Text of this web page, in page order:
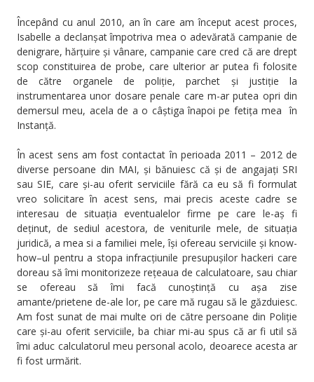
Începând cu anul 2010, an în care am început acest proces,
Isabelle a declanșat împotriva mea o adevărată campanie de
denigrare, hărțuire și vânare, campanie care cred că are drept
scop constituirea de probe, care ulterior ar putea fi folosite
de către organele de poliție, parchet și justiție la
instrumentarea unor dosare penale care m-ar putea opri din
demersul meu, acela de a o câștiga înapoi pe fetița mea în
Instanță.
În acest sens am fost contactat în perioada 2011 – 2012 de
diverse persoane din MAI, și bănuiesc că și de angajați SRI
sau SIE, care și-au oferit serviciile fără ca eu să fi formulat
vreo solicitare în acest sens, mai precis aceste cadre se
interesau de situația eventualelor firme pe care le-aș fi
deținut, de sediul acestora, de veniturile mele, de situația
juridică, a mea si a familiei mele, își ofereau serviciile și know-
how–ul pentru a stopa infracțiunile presupușilor hackeri care
doreau să îmi monitorizeze rețeaua de calculatoare, sau chiar
se ofereau să îmi facă cunoștință cu așa zise
amante/prietene de-ale lor, pe care mă rugau să le găzduiesc.
Am fost sunat de mai multe ori de către persoane din Poliție
care și-au oferit serviciile, ba chiar mi-au spus că ar fi util să
îmi aduc calculatorul meu personal acolo, deoarece acesta ar
fi fost urmărit.